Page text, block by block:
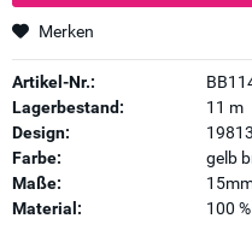
Merken
Artikel-Nr.:
Lagerbestand:
11 m
Design:
Farbe:
gelb
Maße:
Material:
100